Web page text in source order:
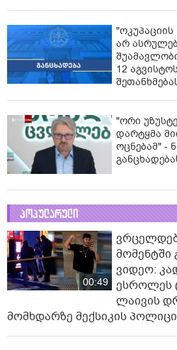
არ
12
"ორი
დარტყმა
ოცნებამ" -
პოპულარული
00:49
მომენტში
ვიდეო:
ესროლეს
ლაივის
მომხდარზე მექსიკის